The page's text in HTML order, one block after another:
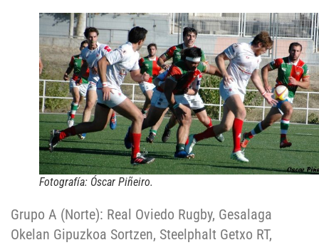
Fotografía: Óscar Piñeiro.
Grupo A (Norte): Real Oviedo Rugby, Gesalaga
Okelan Gipuzkoa Sortzen, Steelphalt Getxo RT,